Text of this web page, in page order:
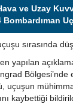
ve Uzay
Bombardıman
sırasında
yapılan
Bölgesi’nde
uçuşun
kaybettiği